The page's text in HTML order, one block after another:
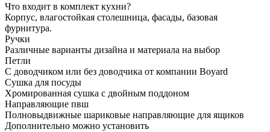
Что входит в комплект кухни?
Корпус, влагостойкая столешница, фасады, базовая
фурнитура.
Ручки
Различные варианты дизайна и материала на выбор
Петли
С доводчиком или без доводчика от компании Boyard
Сушка для посуды
Хромированная сушка с двойным поддоном
Направляющие пвш
Полновыдвижные шариковые направляющие для ящиков
Дополнительно можно установить